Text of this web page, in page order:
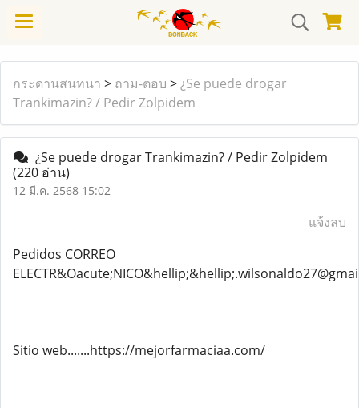
กระดานสนทนา > ถาม-ตอบ >¿Se puede drogar
Trankimazin? / Pedir Zolpidem
¿Se puede drogar Trankimazin? / Pedir Zolpidem
(220 อ่าน)
12 มี.ค. 2568 15:02
แจ้งลบ
Pedidos CORREO
Sitio web.......https://mejorfarmaciaa.com/